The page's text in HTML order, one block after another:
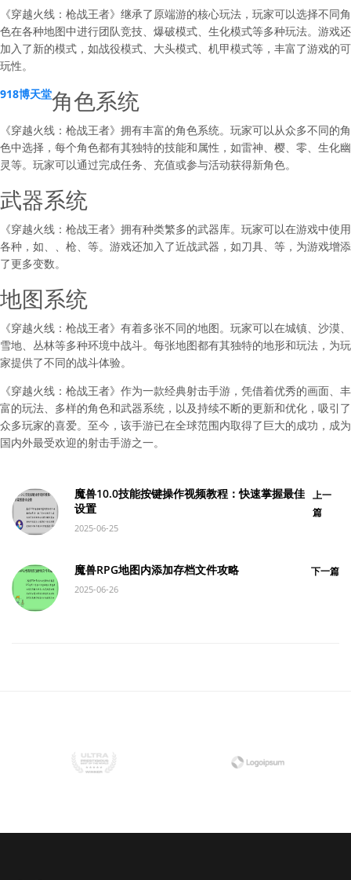
《穿越火线：枪战王者》继承了原端游的核心玩法，玩家可以选择不同角
色在各种地图中进行团队竞技、爆破模式、生化模式等多种玩法。游戏还
加入了新的模式，如战役模式、大头模式、机甲模式等，丰富了游戏的可
玩性。
918博天堂角色系统
《穿越火线：枪战王者》拥有丰富的角色系统。玩家可以从众多不同的角
色中选择，每个角色都有其独特的技能和属性，如雷神、樱、零、生化幽
灵等。玩家可以通过完成任务、充值或参与活动获得新角色。
武器系统
《穿越火线：枪战王者》拥有种类繁多的武器库。玩家可以在游戏中使用
各种，如、、枪、等。游戏还加入了近战武器，如刀具、等，为游戏增添
了更多变数。
地图系统
《穿越火线：枪战王者》有着多张不同的地图。玩家可以在城镇、沙漠、
雪地、丛林等多种环境中战斗。每张地图都有其独特的地形和玩法，为玩
家提供了不同的战斗体验。
《穿越火线：枪战王者》作为一款经典射击手游，凭借着优秀的画面、丰
富的玩法、多样的角色和武器系统，以及持续不断的更新和优化，吸引了
众多玩家的喜爱。至今，该手游已在全球范围内取得了巨大的成功，成为
国内外最受欢迎的射击手游之一。
魔兽10.0技能按键操作视频教程：快速掌握最佳
设置
2025-06-25
上一
篇
魔兽RPG地图内添加存档文件攻略
2025-06-26
下一篇